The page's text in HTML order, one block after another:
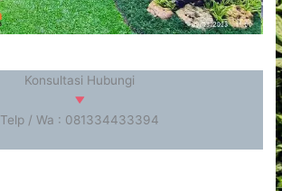
Konsultasi Hubungi
Telp / Wa : 081334433394